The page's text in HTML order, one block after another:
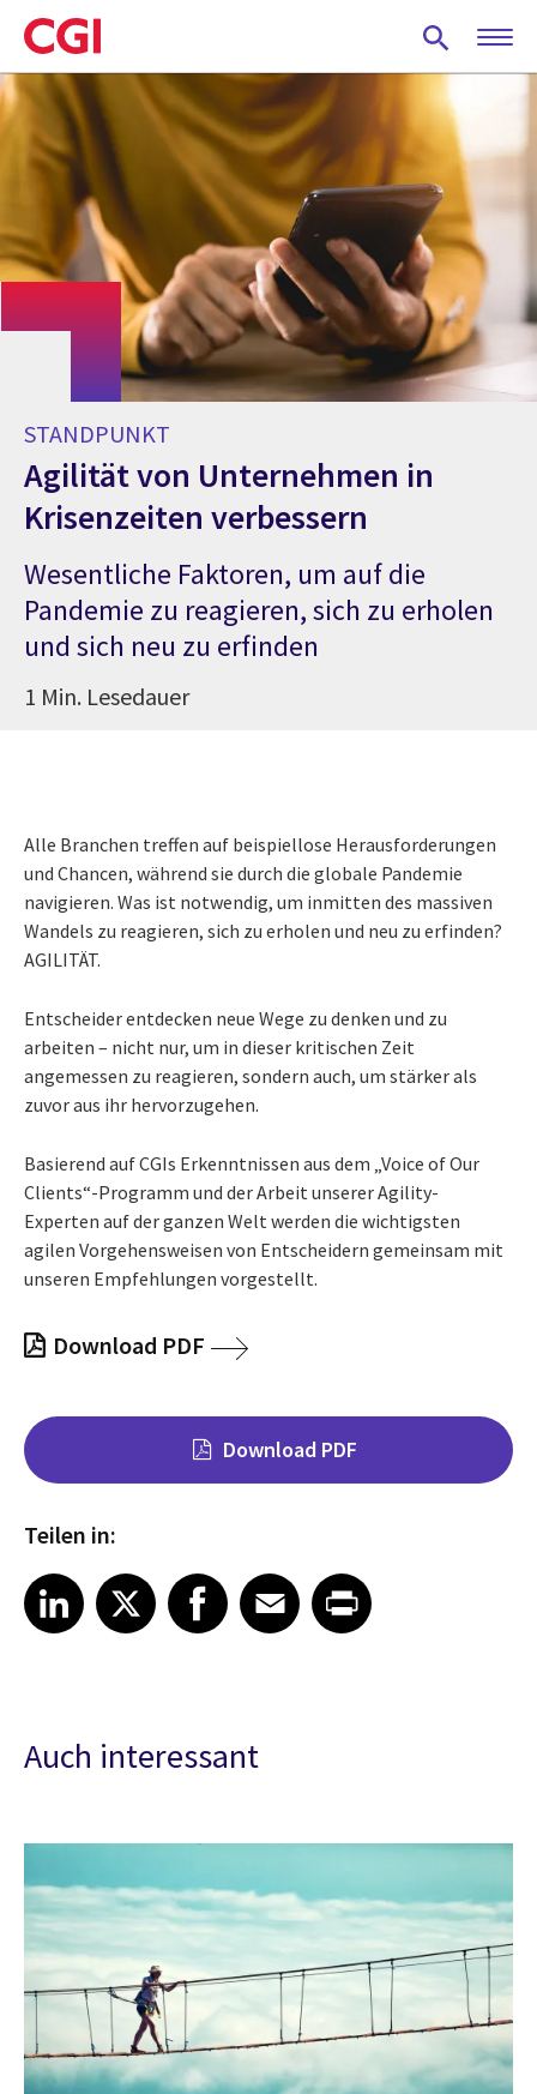
Skip
to
main
content
STANDPUNKT
Agilität von Unternehmen in
Krisenzeiten verbessern
Wesentliche Faktoren, um auf die
Pandemie zu reagieren, sich zu erholen
und sich neu zu erfinden
1 Min. Lesedauer
Alle Branchen treffen auf beispiellose Herausforderungen
und Chancen, während sie durch die globale Pandemie
navigieren. Was ist notwendig, um inmitten des massiven
Wandels zu reagieren, sich zu erholen und neu zu erfinden?
AGILITÄT.
Entscheiderentdecken neue Wege zu denken und zu
arbeiten – nicht nur, um in dieser kritischen Zeit
angemessen zu reagieren, sondern auch, um stärker als
zuvor aus ihr hervorzugehen.
Basierend auf CGIs Erkenntnissen aus dem „Voice ofOur
Clients“-Programm und der Arbeit unsererAgility-
Experten auf der ganzen Welt werden die wichtigsten
agilen Vorgehensweisen von Entscheidern gemeinsam mit
unseren Empfehlungen vorgestellt.
Download PDF
Download PDF
Teilen in:
Share on LinkedIn
LinkedIn
Share on X Share on FacebookFacebook
Share on EmailEmailShare on Print
Auch interessant